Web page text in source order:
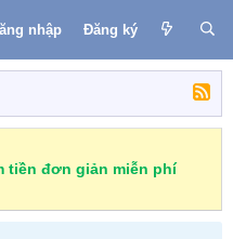
nhập Đăng ký
tiền đơn giản miễn phí